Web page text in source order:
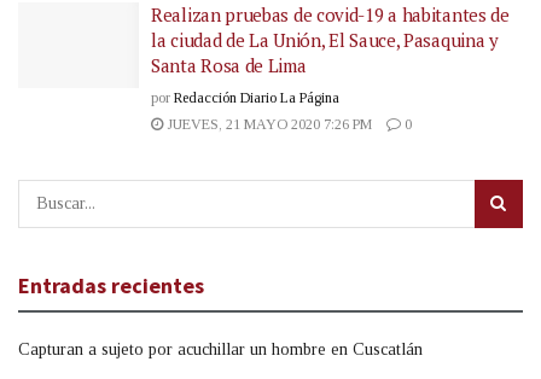
Realizan pruebas de covid-19 a habitantes de
la ciudad de La Unión, El Sauce, Pasaquina y
Santa Rosa de Lima
por Redacción Diario La Página
JUEVES, 21 MAYO 2020 7:26 PM
0
Entradas recientes
Capturan a sujeto por acuchillar un hombre en Cuscatlán